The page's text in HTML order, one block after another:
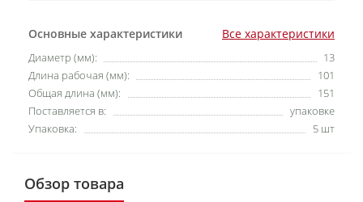
Основные характеристики Все характеристики
Диаметр (мм):
13
Длина рабочая (мм):
101
Общая длина (мм):
151
Поставляется в:
упаковке
Упаковка:
5 шт
Обзор товара